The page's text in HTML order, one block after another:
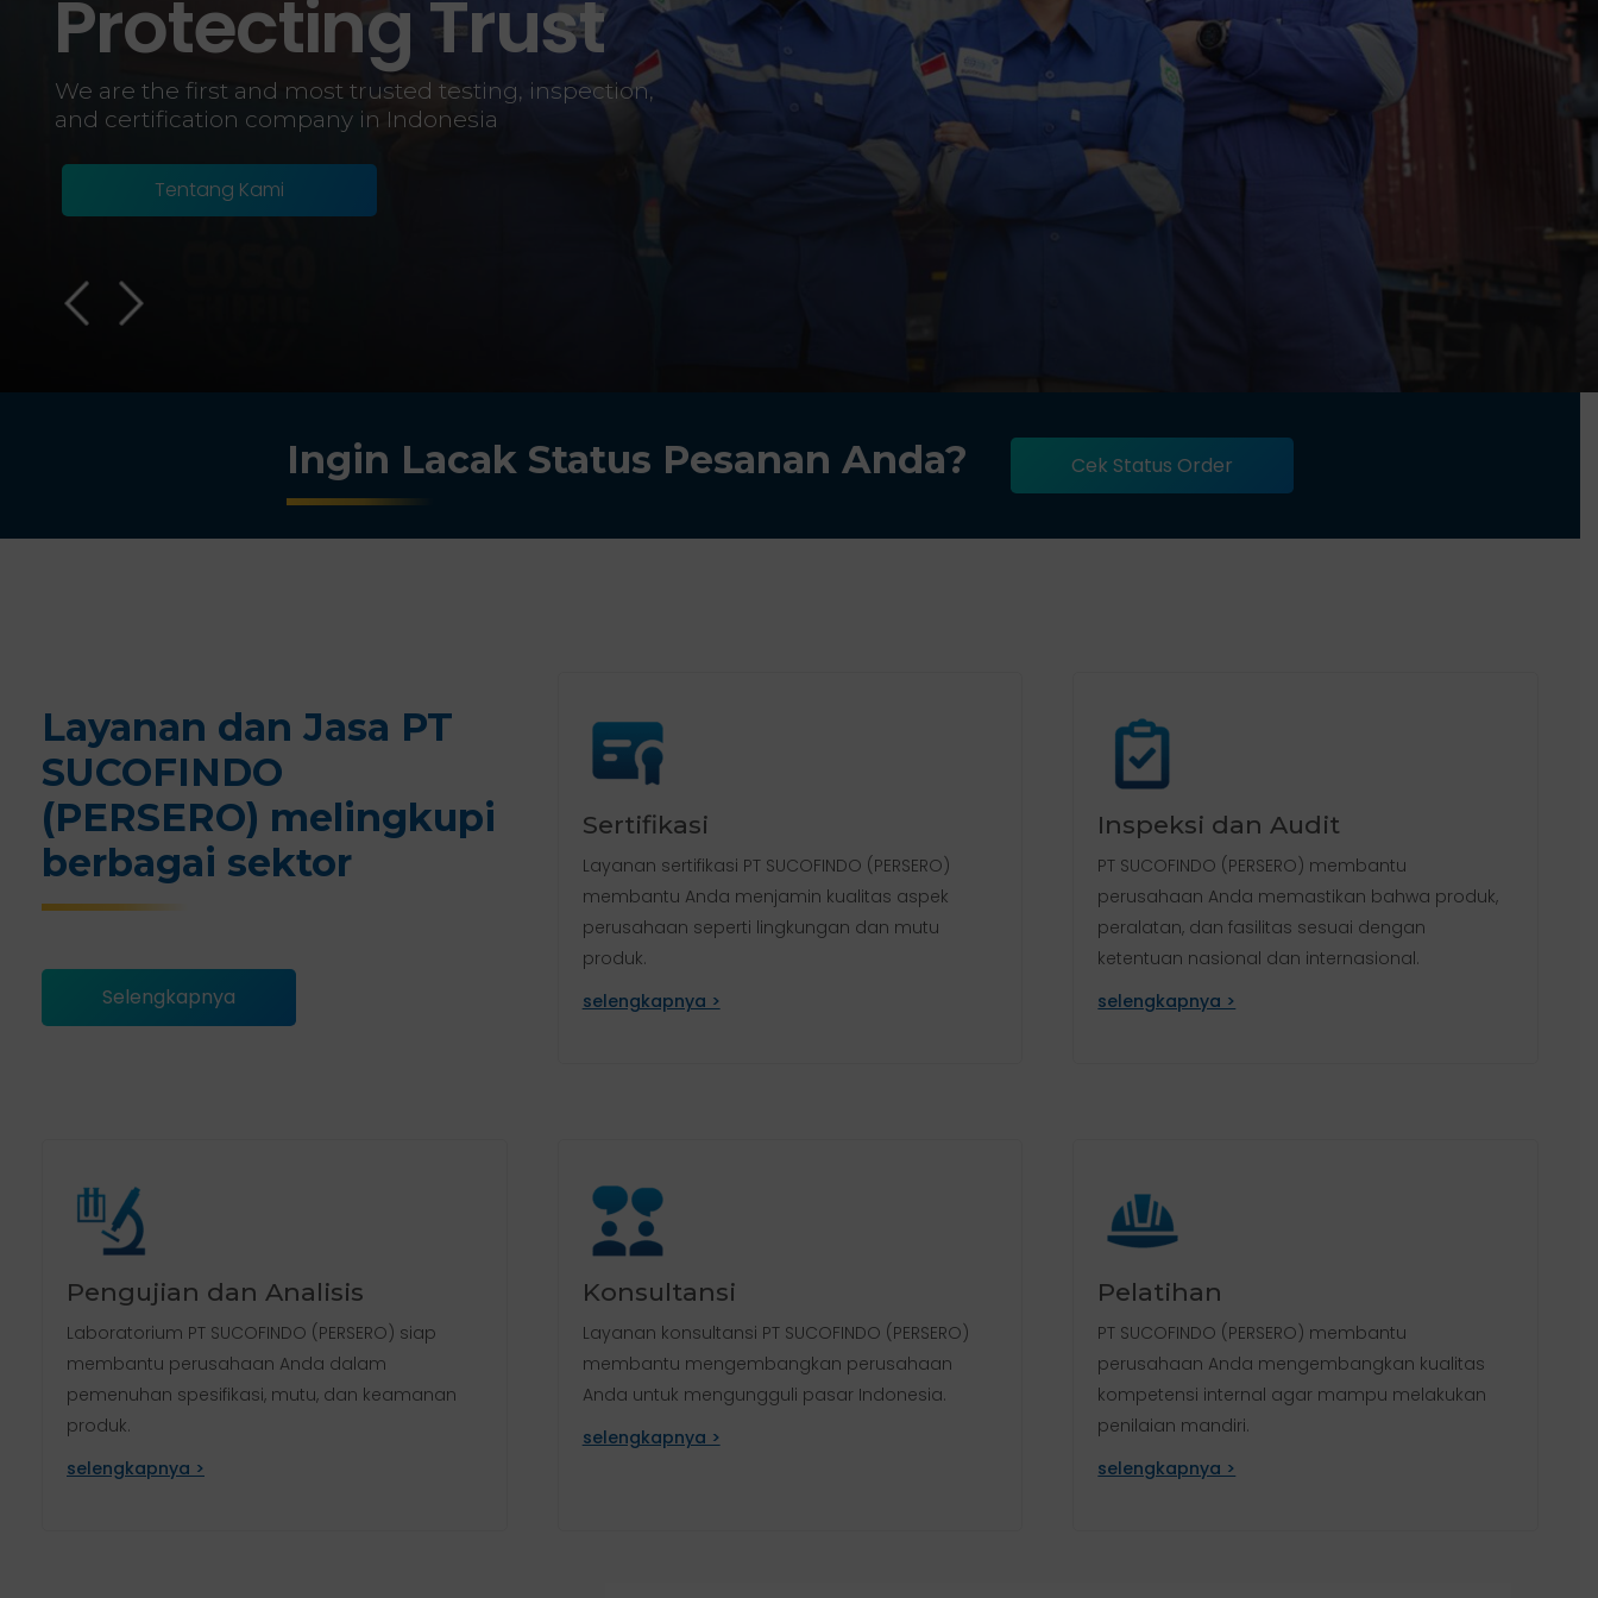
Tentang Kami
Protecting Trust
We are the first and most trusted testing, inspection,
and certification company in Indonesia
Ingin Lacak Status Pesanan Anda? Cek Status Order
Layanan dan Jasa PT
SUCOFINDO
(PERSERO) melingkupi
berbagai sektor
Selengkapnya
Sertifikasi
Layanan sertifikasi PT SUCOFINDO (PERSERO)
membantu Anda menjamin kualitas aspek
perusahaan seperti lingkungan dan mutu
produk.
selengkapnya >
Inspeksi dan Audit
PT SUCOFINDO (PERSERO) membantu
perusahaan Anda memastikan bahwa produk,
peralatan, dan fasilitas sesuai dengan
ketentuan nasional dan internasional.
selengkapnya >
Pengujian dan Analisis
Laboratorium PT SUCOFINDO (PERSERO) siap
membantu perusahaan Anda dalam
pemenuhan spesifikasi, mutu, dan keamanan
produk.
selengkapnya >
Konsultansi
Layanan konsultansi PT SUCOFINDO (PERSERO)
membantu mengembangkan perusahaan
Anda untuk mengungguli pasar Indonesia.
selengkapnya >
Pelatihan
PT SUCOFINDO (PERSERO) membantu
perusahaan Anda mengembangkan kualitas
kompetensi internal agar mampu melakukan
penilaian mandiri.
selengkapnya >